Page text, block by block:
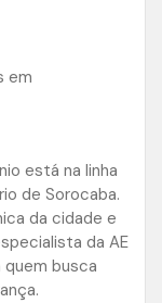
em
está na linha
de Sorocaba.
da cidade e
da AE
busca